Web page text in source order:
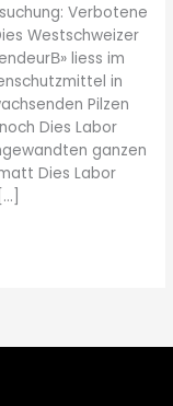
Verbotene
Westschweizer
liess im
in
Pilzen
Dies Labor
ganzen
Dies Labor